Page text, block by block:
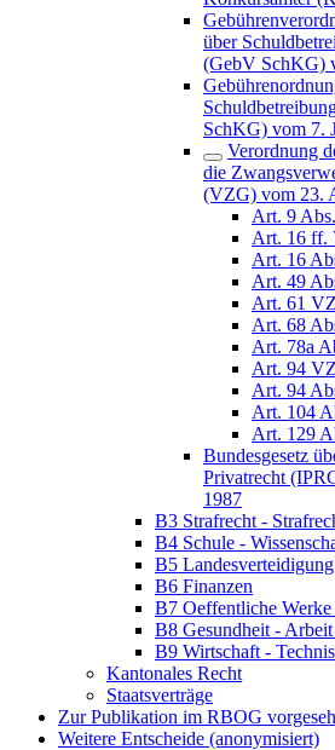
über
(GebV SchKG)
SchKG) vom 7.
Verordnung
die
(VZG) vom 23.
Art. 9
Art. 16 ff.
Art. 16
Art. 49
Art. 61
Art. 68
Art. 78a
Art. 94
Art. 94
Art. 104
Art. 129
Bundesgesetz
Privatrecht
1987
B3 Strafrecht -
B4 Schule -
B5 Landesverteidigung
B6 Finanzen
B7 Oeffentliche
B8 Gesundheit -
B9 Wirtschaft -
Kantonales Recht
Staatsverträge
Zur Publikation im RBOG
Weitere Entscheide (anonymisiert)